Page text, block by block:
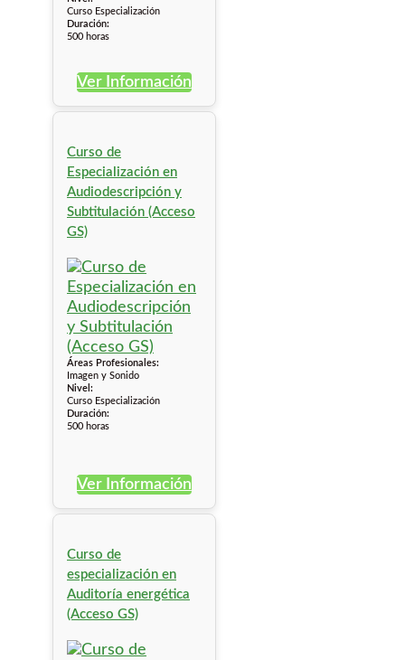
Curso Especialización
Duración:
500 horas
Ver Información
Curso de
Especialización en
Audiodescripción y
Subtitulación (Acceso
GS)
Áreas Profesionales:
Imagen y Sonido
Nivel:
Curso Especialización
Duración:
500 horas
Ver Información
Curso de
especialización en
Auditoría energética
(Acceso GS)